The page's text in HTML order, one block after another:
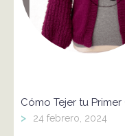
Cómo Tejer tu
> 24 febrero, 2024